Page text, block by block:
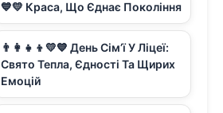
💙💛 Краса, Що Єднає Покоління
👨‍👩‍👧‍👦💛💙 День Сім’ї У Ліцеї:
Свято Тепла, Єдності Та Щирих
Емоцій